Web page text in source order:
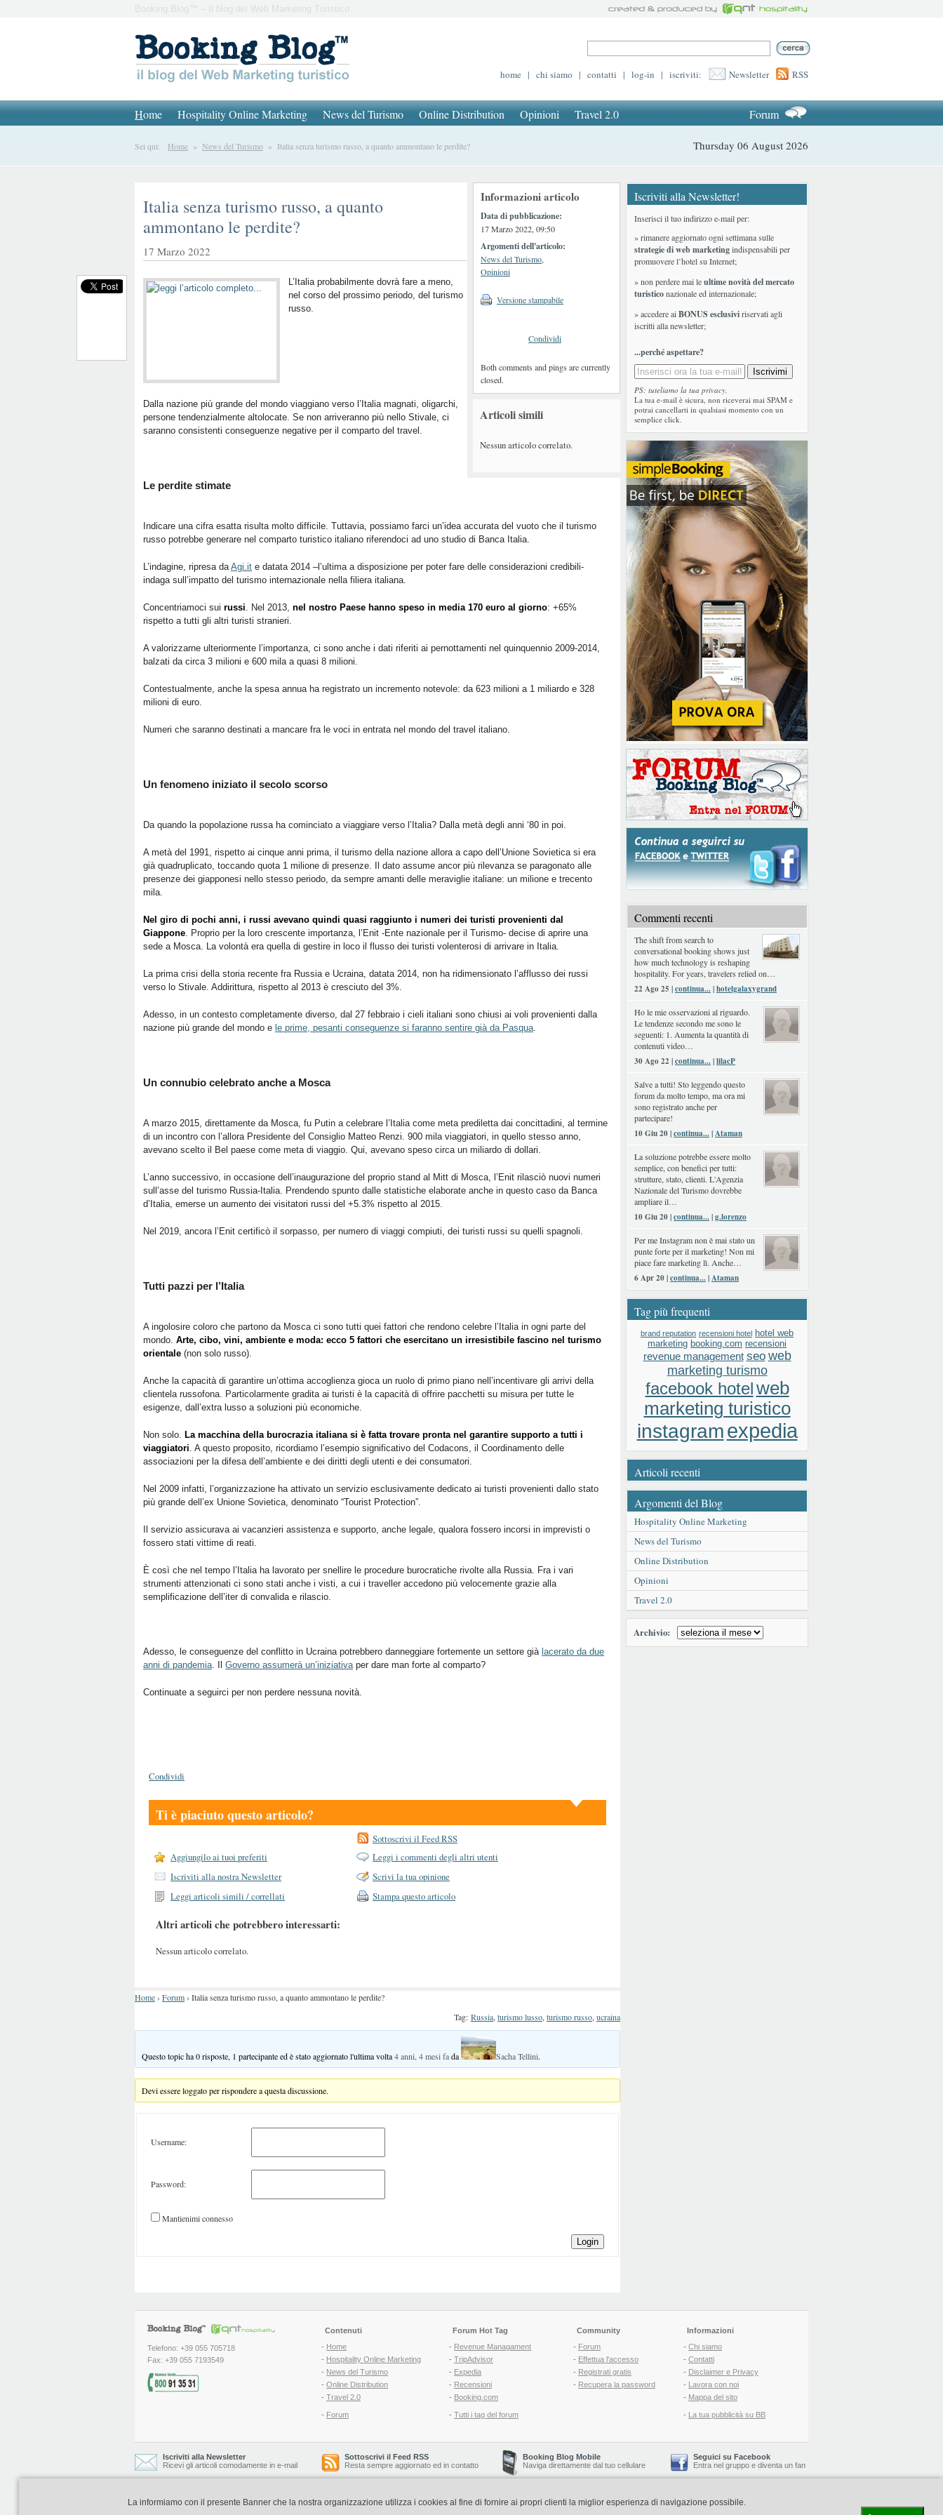
Booking Blog™ – Il blog del Web Marketing Turistico
home | chi siamo | contatti | log-in | iscriviti: Newsletter RSS
Home Hospitality Online Marketing News del Turismo Online Distribution Opinioni Travel 2.0 Forum
Sei qui: Home » News del Turismo » Italia senza turismo russo, a quanto ammontano le perdite? Thursday 06 August 2026
Informazioni articolo
Data di pubblicazione:
17 Marzo 2022, 09:50
Argomenti dell'articolo:
News del Turismo,
Opinioni
Versione stampabile
Condividi
Both comments and pings are currently
closed.
Articoli simili
Nessun articolo correlato.
Italia senza turismo russo, a quanto
ammontano le perdite?
17 Marzo 2022
L’Italia probabilmente dovrà fare a meno,
nel corso del prossimo periodo, del turismo
russo.
Dalla nazione più grande del mondo viaggiano verso l’Italia magnati, oligarchi,
persone tendenzialmente altolocate. Se non arriveranno più nello Stivale, ci
saranno consistenti conseguenze negative per il comparto del travel.
Le perdite stimate
Indicare una cifra esatta risulta molto difficile. Tuttavia, possiamo farci un’idea accurata del vuoto che il turismo
russo potrebbe generare nel comparto turistico italiano riferendoci ad uno studio di Banca Italia.
L’indagine, ripresa daAgi.it e datata 2014 –l’ultima a disposizione per poter fare delle considerazioni credibili-
indaga sull’impatto del turismo internazionale nella filiera italiana.
Concentriamoci sui russi. Nel 2013, nel nostro Paese hanno speso in media 170 euro al giorno: +65%
rispetto a tutti gli altri turisti stranieri.
A valorizzarne ulteriormente l’importanza, ci sono anche i dati riferiti ai pernottamenti nel quinquennio 2009-2014,
balzati da circa 3 milioni e 600 mila a quasi 8 milioni.
Contestualmente, anche la spesa annua ha registrato un incremento notevole: da 623 milioni a 1 miliardo e 328
milioni di euro.
Numeri che saranno destinati a mancare fra le voci in entrata nel mondo del travel italiano.
Un fenomeno iniziato il secolo scorso
Da quando la popolazione russa ha cominciato a viaggiare verso l’Italia? Dalla metà degli anni ‘80 in poi.
A metà del 1991, rispetto ai cinque anni prima, il turismo della nazione allora a capo dell’Unione Sovietica si era
già quadruplicato, toccando quota 1 milione di presenze. Il dato assume ancor più rilevanza se paragonato alle
presenze dei giapponesi nello stesso periodo, da sempre amanti delle meraviglie italiane: un milione e trecento
mila.
Nel giro di pochi anni, i russi avevano quindi quasi raggiunto i numeri dei turisti provenienti dal
Giappone. Proprio per la loro crescente importanza, l’Enit -Ente nazionale per il Turismo- decise di aprire una
sede a Mosca. La volontà era quella di gestire in loco il flusso dei turisti volenterosi di arrivare in Italia.
La prima crisi della storia recente fra Russia e Ucraina, datata 2014, non ha ridimensionato l’afflusso dei russi
verso lo Stivale. Addirittura, rispetto al 2013 è cresciuto del 3%.
Adesso, in un contesto completamente diverso, dal 27 febbraio i cieli italiani sono chiusi ai voli provenienti dalla
nazione più grande del mondo e le prime, pesanti conseguenze si faranno sentire già da Pasqua.
Un connubio celebrato anche a Mosca
A marzo 2015, direttamente da Mosca, fu Putin a celebrare l’Italia come meta prediletta dai concittadini, al termine
di un incontro con l’allora Presidente del Consiglio Matteo Renzi. 900 mila viaggiatori, in quello stesso anno,
avevano scelto il Bel paese come meta di viaggio. Qui, avevano speso circa un miliardo di dollari.
L’anno successivo, in occasione dell’inaugurazione del proprio stand al Mitt di Mosca, l’Enit rilasciò nuovi numeri
sull’asse del turismo Russia-Italia. Prendendo spunto dalle statistiche elaborate anche in questo caso da Banca
d’Italia, emerse un aumento dei visitatori russi del +5.3% rispetto al 2015.
Nel 2019, ancora l’Enit certificò il sorpasso, per numero di viaggi compiuti, dei turisti russi su quelli spagnoli.
Tutti pazzi per l’Italia
A ingolosire coloro che partono da Mosca ci sono tutti quei fattori che rendono celebre l’Italia in ogni parte del
mondo. Arte, cibo, vini, ambiente e moda: ecco 5 fattori che esercitano un irresistibile fascino nel turismo
orientale (non solo russo).
Anche la capacità di garantire un’ottima accoglienza gioca un ruolo di primo piano nell’incentivare gli arrivi della
clientela russofona. Particolarmente gradita ai turisti è la capacità di offrire pacchetti su misura per tutte le
esigenze, dall’extra lusso a soluzioni più economiche.
Non solo. La macchina della burocrazia italiana si è fatta trovare pronta nel garantire supporto a tutti i
viaggiatori. A questo proposito, ricordiamo l’esempio significativo del Codacons, il Coordinamento delle
associazioni per la difesa dell’ambiente e dei diritti degli utenti e dei consumatori.
Nel 2009 infatti, l’organizzazione ha attivato un servizio esclusivamente dedicato ai turisti provenienti dallo stato
più grande dell’ex Unione Sovietica, denominato “Tourist Protection”.
Il servizio assicurava ai vacanzieri assistenza e supporto, anche legale, qualora fossero incorsi in imprevisti o
fossero stati vittime di reati.
È così che nel tempo l’Italia ha lavorato per snellire le procedure burocratiche rivolte alla Russia. Fra i vari
strumenti attenzionati ci sono stati anche i visti, a cui i traveller accedono più velocemente grazie alla
semplificazione dell’iter di convalida e rilascio.
Adesso, le conseguenze del conflitto in Ucraina potrebbero danneggiare fortemente un settore già lacerato da due
anni di pandemia. Il Governo assumerà un’iniziativaper dare man forte al comparto?
Continuate a seguirci per non perdere nessuna novità.
Condividi
Ti è piaciuto questo articolo?
Sottoscrivi il Feed RSS
Aggiungilo ai tuoi preferiti
Leggi i commenti degli altri utenti
Iscriviti alla nostra Newsletter
Scrivi la tua opinione
Leggi articoli simili / correllati
Stampa questo articolo
Altri articoli che potrebbero interessarti:
Nessun articolo correlato.
Home› Forum› Italia senza turismo russo, a quanto ammontano le perdite?
Tag: Russia, turismo lusso, turismo russo, ucraina
Questo topic ha 0 risposte, 1 partecipante ed è stato aggiornato l'ultima volta4 anni, 4 mesi fada Sacha Tellini.
Devi essere loggato per rispondere a questa discussione.
Username:
Password:
Mantienimi connesso
Login
Iscriviti alla Newsletter!
Inserisci il tuo indirizzo e-mail per:
» rimanere aggiornato ogni settimana sulle
strategie di web marketingindispensabili per
promuovere l’hotel su Internet;
» non perdere mai leultime novità del mercato
turisticonazionale ed internazionale;
» accedere aiBONUS esclusiviriservati agli
iscritti alla newsletter;
...perché aspettare?
PS: tuteliamo la tua privacy.
La tua e-mail è sicura, non riceverai mai SPAM e
potrai cancellarti in qualsiasi momento con un
semplice click.
Commenti recenti
The shift from search to
conversational booking shows just
how much technology is reshaping
hospitality. For years, travelers relied on…
22 Ago 25 |continua...|hotelgalaxygrand
Ho le mie osservazioni al riguardo.
Le tendenze secondo me sono le
seguenti: 1. Aumenta la quantità di
contenuti video…
30 Ago 22 |continua...|lilacP
Salve a tutti! Sto leggendo questo
forum da molto tempo, ma ora mi
sono registrato anche per
partecipare!
10 Giu 20 |continua...|Ataman
La soluzione potrebbe essere molto
semplice, con benefici per tutti:
strutture, stato, clienti. L'Agenzia
Nazionale del Turismo dovrebbe
ampliare il…
10 Giu 20 |continua...|g.lorenzo
Per me Instagram non è mai stato un
punte forte per il marketing! Non mi
piace fare marketing lì. Anche…
6 Apr 20 |continua...|Ataman
Tag più frequenti
brand reputation recensioni hotel hotel web
marketing booking.com recensioni
revenue management seo web
marketing turismo
facebook hotelweb
marketing turistico
instagramexpedia
Articoli recenti
Argomenti del Blog
Hospitality Online Marketing
News del Turismo
Online Distribution
Opinioni
Travel 2.0
Archivio:
Telefono: +39 055 705718
Fax: +39 055 7193549
Contenuti
- Home
- Hospitality Online Marketing
- News del Turismo
- Online Distribution
- Travel 2.0
- Forum
Forum Hot Tag
- Revenue Managament
- TripAdvisor
- Expedia
- Recensioni
- Booking.com
- Tutti i tag del forum
Community
- Forum
- Effettua l'accesso
- Registrati gratis
- Recupera la password
Informazioni
- Chi siamo
- Contatti
- Disclaimer e Privacy
- Lavora con noi
- Mappa del sito
- La tua pubblicità su BB
Iscriviti alla Newsletter
Ricevi gli articoli comodamente in e-mail
Sottoscrivi il Feed RSS
Resta sempre aggiornato ed in contatto
Booking Blog Mobile
Naviga direttamente dal tuo cellulare
Seguici su Facebook
Entra nel gruppo e diventa un fan
Booking Blog è realizzato e curato da Copyright © 2006-2026 QNT S.r.l. Socio Unico -www.qnt.it-Booking Blog™ -Il blog del Web Marketing Turistico
La informiamo con il presente Banner che la nostra organizzazione utilizza i cookies al fine di fornire ai propri clienti la miglior esperienza di navigazione possibile.